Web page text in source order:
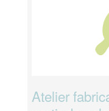
Atelier